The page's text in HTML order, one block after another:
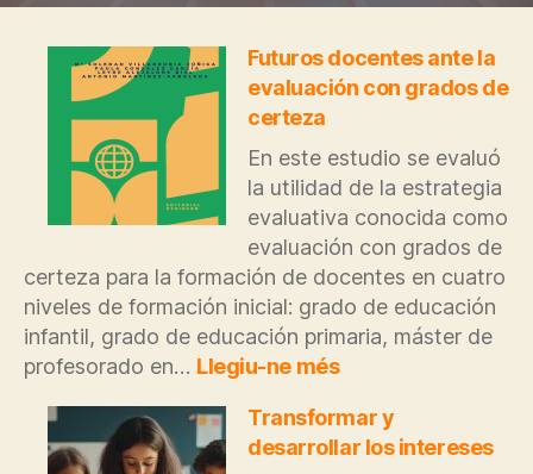
Futuros docentes ante la
evaluación con grados de
certeza
En este estudio se evaluó
la utilidad de la estrategia
evaluativa conocida como
evaluación con grados de
certeza para la formación de docentes en cuatro
niveles de formación inicial: grado de educación
infantil, grado de educación primaria, máster de
profesorado en… Llegiu-ne més:
docentes
ante
Transformar y
desarrollar los intereses